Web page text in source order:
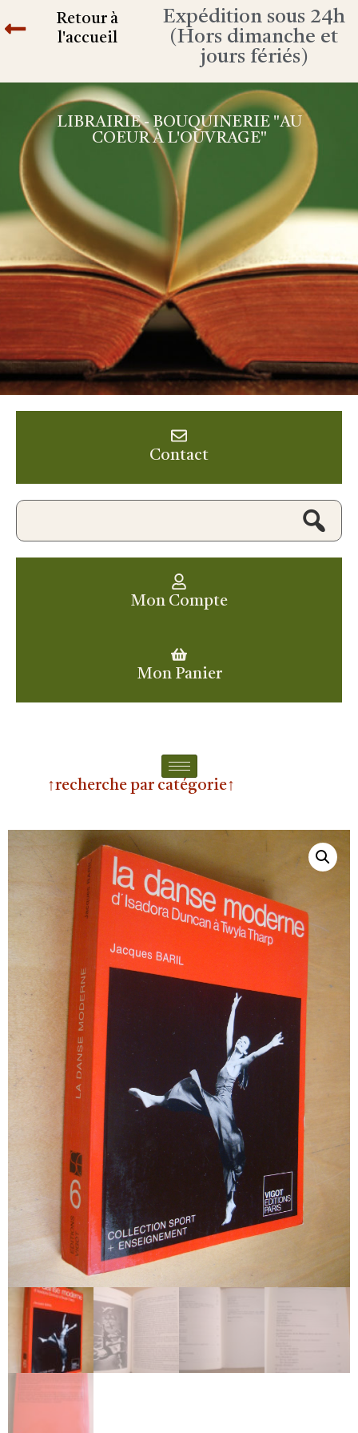
Retour à
l'accueil
Expédition sous 24h
(Hors dimanche et
jours fériés)
LIBRAIRIE - BOUQUINERIE "AU
COEUR À L'OUVRAGE"
Contact
Mon Compte
Mon Panier
↑recherche par catégorie↑